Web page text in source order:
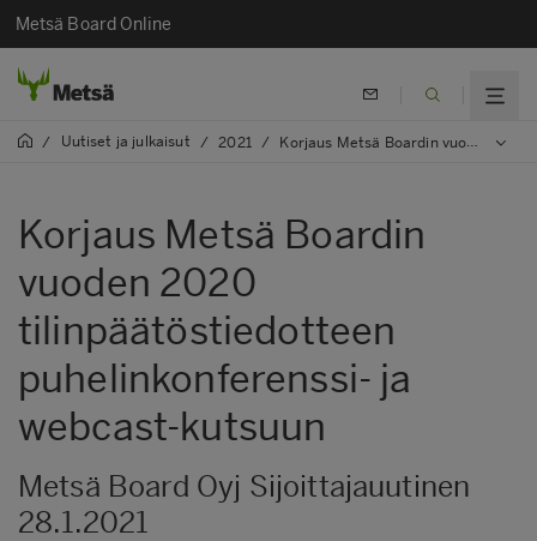
Metsä Board Online
/ Uutiset ja julkaisut / 2021 / Korjaus Metsä Boardin vuoden 2020 tilinpäätöstiedotteen puhelinkonferenssi- ja webcast-kutsuun
Korjaus Metsä Boardin
vuoden 2020
tilinpäätöstiedotteen
puhelinkonferenssi- ja
webcast-kutsuun
Metsä Board Oyj Sijoittajauutinen
28.1.2021